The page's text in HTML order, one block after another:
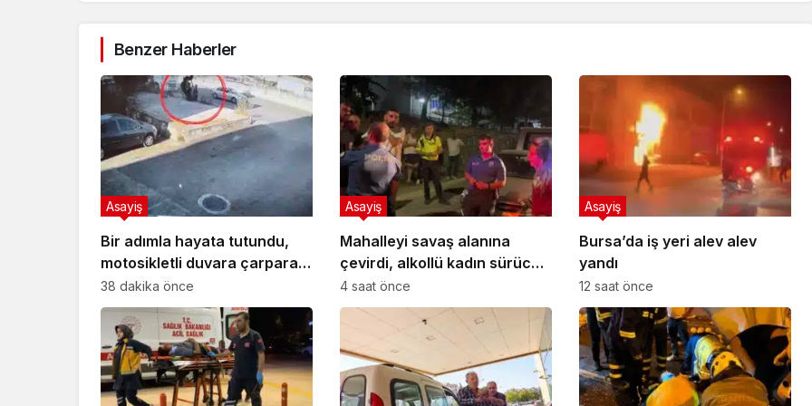
Benzer Haberler
Bir adımla hayata tutundu,
motosikletli duvara çarparak
can verdi
Asayiş
38 dakika önce
Mahalleyi savaş alanına
çevirdi, alkollü kadın sürücü
karıştığı kazayı unuttu
Asayiş
4 saat önce
Bursa’da iş yeri alev alev
yandı
Asayiş
12 saat önce